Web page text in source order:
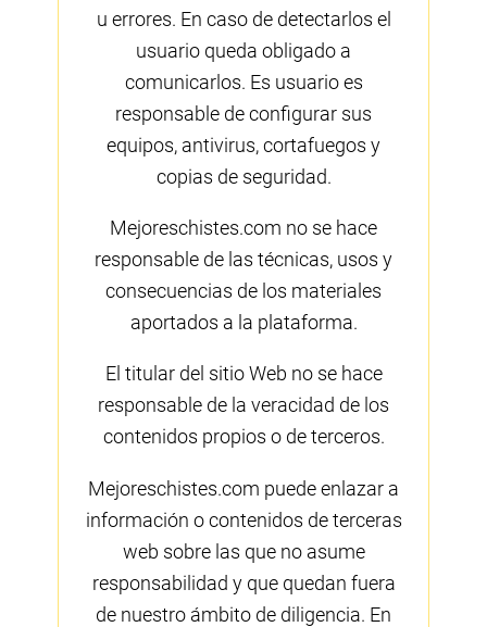
u errores. En caso de detectarlos el
usuario queda obligado a
comunicarlos. Es usuario es
responsable de configurar sus
equipos, antivirus, cortafuegos y
copias de seguridad.
Mejoreschistes.com no se hace
responsable de las técnicas, usos y
consecuencias de los materiales
aportados a la plataforma.
El titular del sitio Web no se hace
responsable de la veracidad de los
contenidos propios o de terceros.
Mejoreschistes.com puede enlazar a
información o contenidos de terceras
web sobre las que no asume
responsabilidad y que quedan fuera
de nuestro ámbito de diligencia. En